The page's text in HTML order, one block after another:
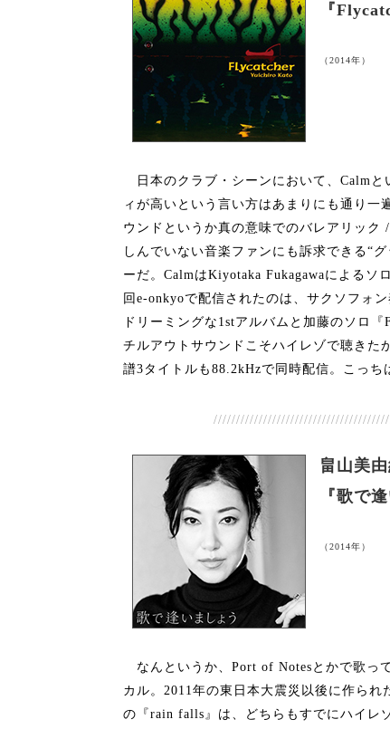
『
（2014年）
日本のクラブ・シーンにおいて、Calmと
ィが高いという言い方はあまりにも通り一
ウンドというか真の意味でのバレアリッ
しんでいない音楽ファンにも訴求できる“
ーだ。CalmはKiyotaka Fukagawaによるソ
回e-onkyoで配信されたのは、サクソフォ
ドリーミングな1stアルバムと加藤のソロ
チルアウトサウンドこそハイレゾで聴きた
譜3タイトルも88.2kHzで同時配信。こっち
畠山美
『歌で
（2014年）
なんというか、Port of Notesとかで歌っ
カル。2011年の東日本大震災以後に作ら
の『rain falls』は、どちらもすでにハイレ